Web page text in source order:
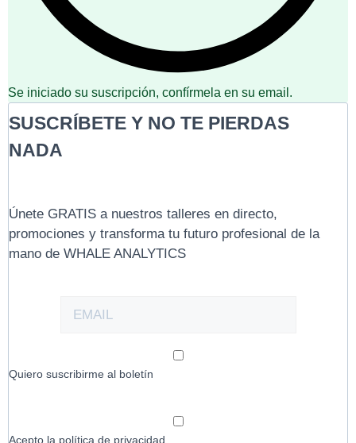
Se iniciado su suscripción, confírmela en su email.
SUSCRÍBETE Y NO TE PIERDAS
NADA
Únete GRATIS a nuestros talleres en directo,
promociones y transforma tu futuro profesional de la
mano de WHALE ANALYTICS
Quiero suscribirme al boletín
Acepto la política de privacidad